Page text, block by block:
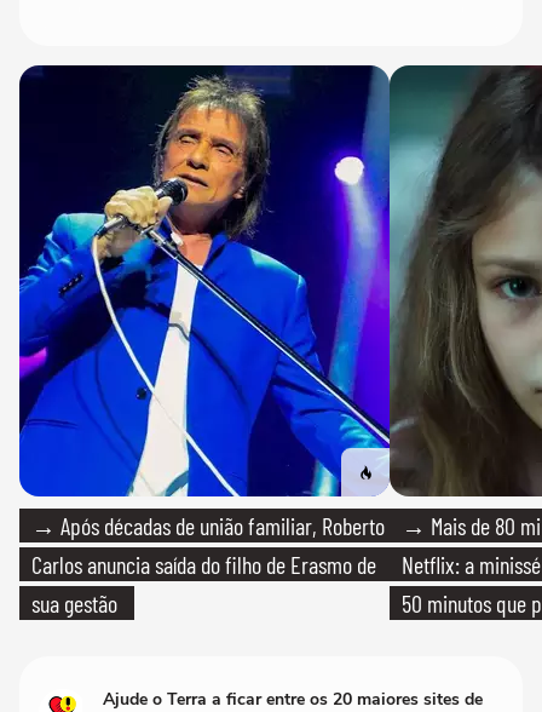
→ Após décadas de união familiar, Roberto
Carlos anuncia saída do filho de Erasmo de
sua gestão
→ Mais de 80
Netflix: a
50 minutos que
Ajude o Terra a ficar entre os 20 maiores sites de